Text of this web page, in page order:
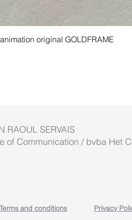
original GOLDFRAME
RAOUL SERVAIS
of Communication / bvba Het
Terms and conditions Privacy